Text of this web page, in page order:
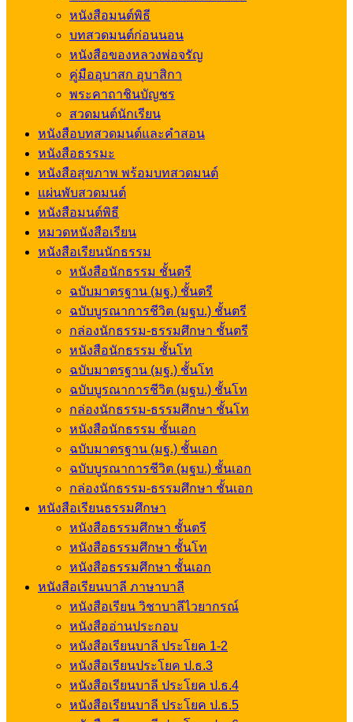
หนังสือมนต์พิธี
บทสวดมนต์ก่อนนอน
หนังสือของหลวงพ่อจรัญ
คู่มืออุบาสก อุบาสิกา
พระคาถาชินบัญชร
สวดมนต์นักเรียน
หนังสือบทสวดมนต์และคำสอน
หนังสือธรรมะ
หนังสือสุขภาพ พร้อมบทสวดมนต์
แผ่นพับสวดมนต์
หนังสือมนต์พิธี
หมวดหนังสือเรียน
หนังสือเรียนนักธรรม
หนังสือนักธรรม ชั้นตรี
ฉบับมาตรฐาน (มฐ.) ชั้นตรี
ฉบับบูรณาการชีวิต (มฐบ.) ชั้นตรี
กล่องนักธรรม-ธรรมศึกษา ชั้นตรี
หนังสือนักธรรม ชั้นโท
ฉบับมาตรฐาน (มฐ.) ชั้นโท
ฉบับบูรณาการชีวิต (มฐบ.) ชั้นโท
กล่องนักธรรม-ธรรมศึกษา ชั้นโท
หนังสือนักธรรม ชั้นเอก
ฉบับมาตรฐาน (มฐ.) ชั้นเอก
ฉบับบูรณาการชีวิต (มฐบ.) ชั้นเอก
กล่องนักธรรม-ธรรมศึกษา ชั้นเอก
หนังสือเรียนธรรมศึกษา
หนังสือธรรมศึกษา ชั้นตรี
หนังสือธรรมศึกษา ชั้นโท
หนังสือธรรมศึกษา ชั้นเอก
หนังสือเรียนบาลี ภาษาบาลี
หนังสือเรียน วิชาบาลีไวยากรณ์
หนังสืออ่านประกอบ
หนังสือเรียนบาลี ประโยค 1-2
หนังสือเรียนประโยค ป.ธ.3
หนังสือเรียนบาลี ประโยค ป.ธ.4
หนังสือเรียนบาลี ประโยค ป.ธ.5